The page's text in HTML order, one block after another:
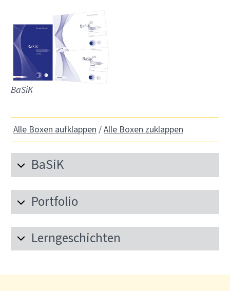
BaSiK
Alle Boxen aufklappen /Alle Boxen zuklappen
BaSiK
Portfolio
Lerngeschichten